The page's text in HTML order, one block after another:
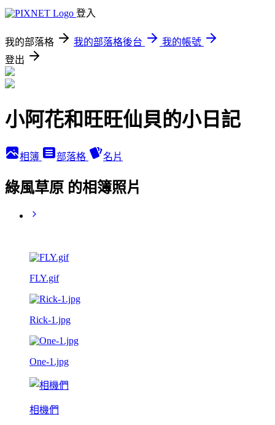
登入
我的部落格 我的部落格後台
我的帳號
登出
小阿花和旺旺仙貝的小日記
相簿 部落格 名片
綠風草原 的相簿照片
FLY.gif
Rick-1.jpg
One-1.jpg
相機們